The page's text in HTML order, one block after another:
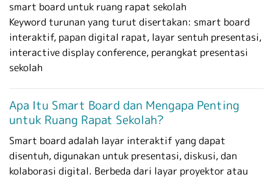
smart board untuk ruang rapat sekolah
Keyword turunan yang turut disertakan: smart board
interaktif, papan digital rapat, layar sentuh presentasi,
interactive display conference, perangkat presentasi
sekolah
Apa Itu Smart Board dan Mengapa Penting
untuk Ruang Rapat Sekolah?
Smart board adalah layar interaktif yang dapat
disentuh, digunakan untuk presentasi, diskusi, dan
kolaborasi digital. Berbeda dari layar proyektor atau